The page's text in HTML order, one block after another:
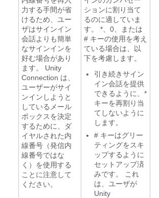
力する手間が省
けるため、ユー
ザはサインイン
会話よりも簡単
なサインインを
好む場合があり
ます。 Unity
Connection は、
ユーザーがサイ
ンインしようと
しているメール
ボックスを決定
するために、ダ
イヤルされた内
線番号（発信内
線番号ではな
く）を使用する
ことに注意して
ください。
ションに割り当て
るのに適していま
す。 *、0、または
# キーの使用を考え
ている場合は、以
下を考慮します。
引き続きサイン
イン会話を提供
できるように、*
キーを再割り当
てしないように
します。
# キーはグリー
ティングをスキ
ップするように
セットアップ済
みです。 これ
は、ユーザが
Unity